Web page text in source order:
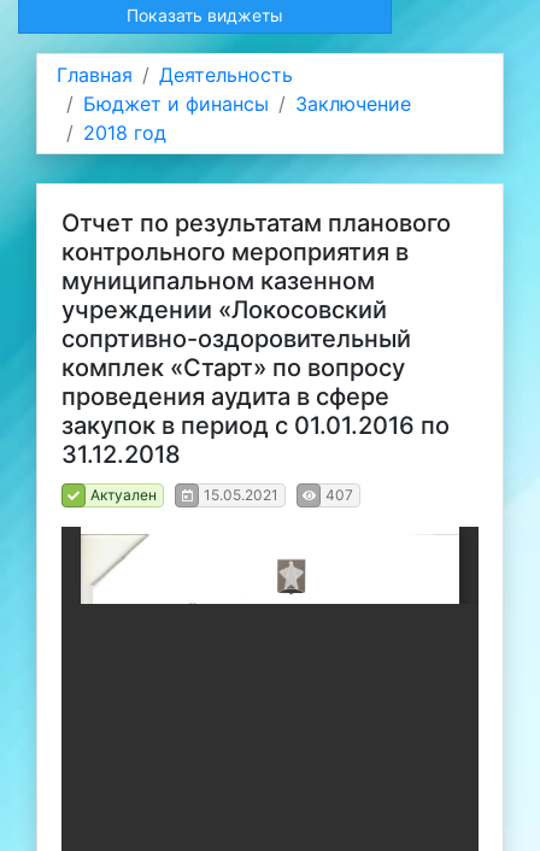
Показать виджеты
Главная
Деятельность
Бюджет и финансы
Заключение
2018 год
Отчет по результатам планового
контрольного мероприятия в
муниципальном казенном
учреждении «Локосовский
сопртивно-оздоровительный
комплек «Старт» по вопросу
проведения аудита в сфере
закупок в период с 01.01.2016 по
31.12.2018
Актуален 15.05.2021 407